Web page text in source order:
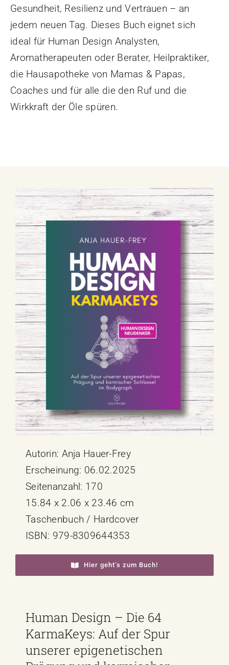
Gesundheit, Resilienz und Vertrauen – an
jedem neuen Tag. Dieses Buch eignet sich
ideal für Human Design Analysten,
Aromatherapeuten oder Berater, Heilpraktiker,
die Hausapotheke von Mamas & Papas,
Coaches und für alle die den Ruf und die
Wirkkraft der Öle spüren.
Autorin: Anja Hauer-Frey
Erscheinung: 06.02.2025
Seitenanzahl: 170
15.84 x 2.06 x 23.46 cm
Taschenbuch / Hardcover
ISBN: 979-8309644353
Hier geht’s zum Buch!
Human Design – Die 64
KarmaKeys: Auf der Spur
unserer epigenetischen